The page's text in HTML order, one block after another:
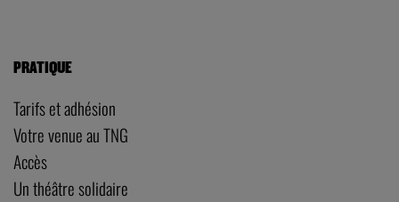
PRATIQUE
Tarifs et adhésion
Votre venue au TNG
Accès
Un théâtre solidaire